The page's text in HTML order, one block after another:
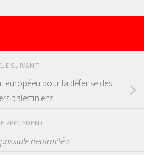
SUIVANT
européen pour la défense des
palestiniens
PRÉCÉDENT
neutralité »